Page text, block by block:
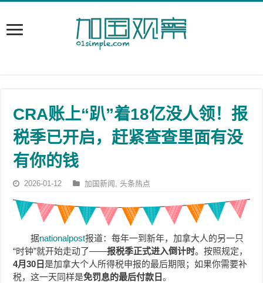
CRA账上“趴”着18亿没人领！报
税季已开启，赶紧查查里面有没
有你的钱
2026-01-12 加国新闻 ,头条热点
据nationalpost报道：每年一到新年，加拿大人的另一只
“时钟”就开始走动了——报税季正式进入倒计时。按照规定，
4月30日是加拿大个人所得税申报的最后期限；如果你需要补
税，这一天同样是免罚息的最后付款日。